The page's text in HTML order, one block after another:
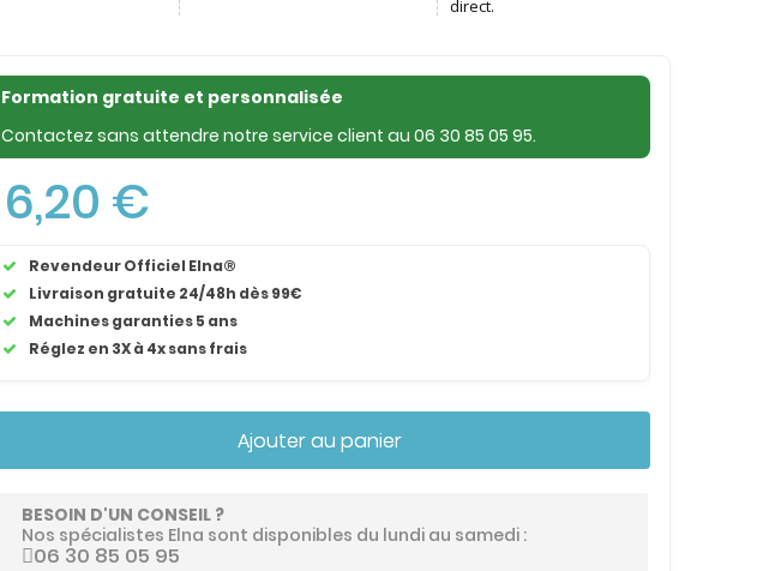
Formation gratuite et personnalisée
Contactez sans attendre notre service client au 06 30 85 05 95.
6,20 €
Revendeur Officiel Elna®
Livraison gratuite 24/48h dès 99€
Machines garanties 5 ans
Réglez en 3X à 4x sans frais
Ajouter au panier
BESOIN D'UN CONSEIL ?
Nos spécialistes Elna sont disponibles du lundi au samedi :
06 30 85 05 95